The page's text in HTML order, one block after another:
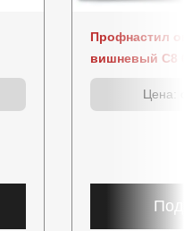
Профнастил
вишневый C8
Цена: